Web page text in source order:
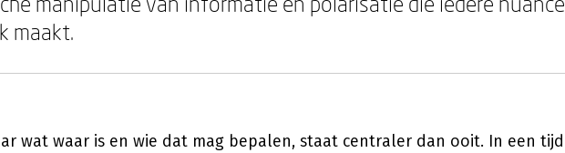
maakt.
wat waar is en wie dat mag bepalen, staat centraler dan ooit. In een tijd